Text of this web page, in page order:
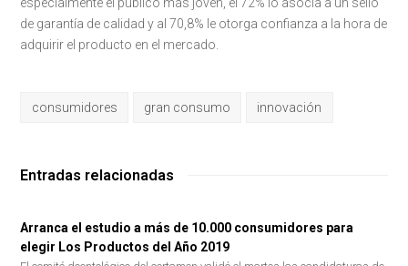
especialmente el público más joven, el 72% lo asocia a un sello
de garantía de calidad y al 70,8% le otorga confianza a la hora de
adquirir el producto en el mercado.
consumidores gran consumo innovación
Entradas relacionadas
Arranca el estudio a más de 10.000 consumidores para
elegir Los Productos del Año 2019